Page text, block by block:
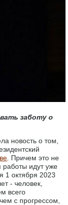
заботу о
новость о том,
. Причем это не
работы идут уже
1 октября 2023
- человек,
всего
с прогрессом,